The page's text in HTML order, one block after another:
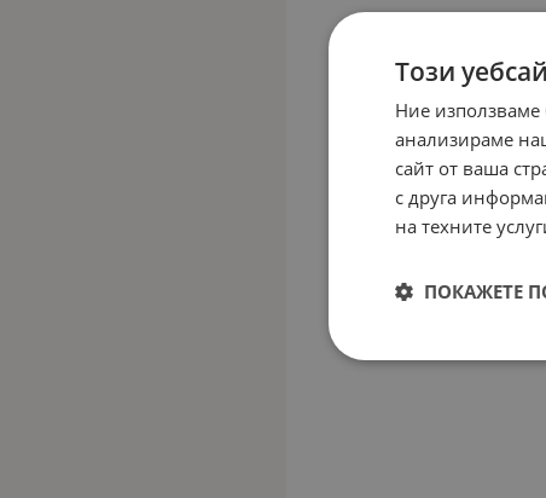
Този
Ние използваме
анализираме
сайт от ваша
с друга
на техните
ПОКАЖЕТЕ